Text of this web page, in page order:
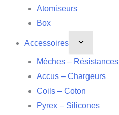
Atomiseurs
Box
Accessoires
Mèches – Résistances
Accus – Chargeurs
Coils – Coton
Pyrex – Silicones